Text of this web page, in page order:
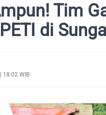
Tim
di
18:02 WIB